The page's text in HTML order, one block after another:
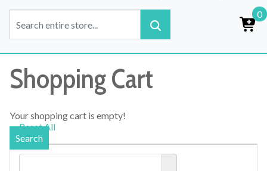
0
Shopping Cart
Your shopping cart is empty!
Reset All
Search